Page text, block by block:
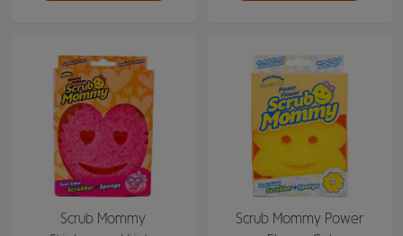
Scrub Mommy
Scrub Mommy Power